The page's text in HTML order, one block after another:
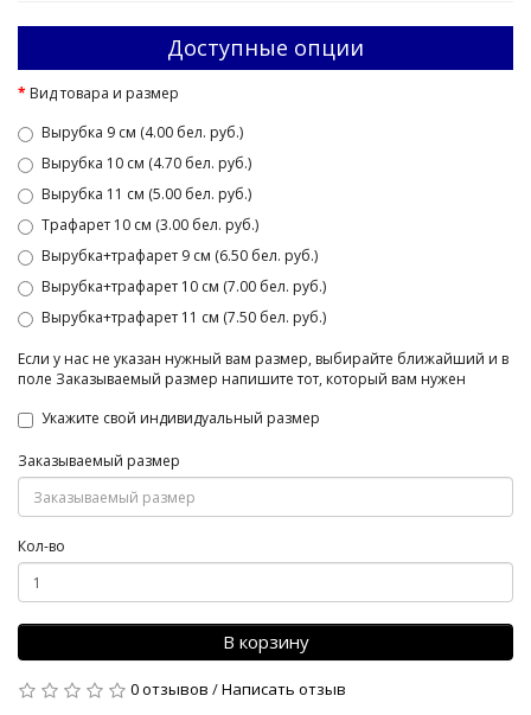
Доступные опции
Вид товара и размер
Вырубка 9 см (4.00 бел. руб.)
Вырубка 10 см (4.70 бел. руб.)
Вырубка 11 см (5.00 бел. руб.)
Трафарет 10 см (3.00 бел. руб.)
Вырубка+трафарет 9 см (6.50 бел. руб.)
Вырубка+трафарет 10 см (7.00 бел. руб.)
Вырубка+трафарет 11 см (7.50 бел. руб.)
Если у нас не указан нужный вам размер, выбирайте ближайший и в
поле Заказываемый размер напишите тот, который вам нужен
Укажите свой индивидуальный размер
Заказываемый размер
Кол-во
В корзину
0 отзывов /Написать отзыв